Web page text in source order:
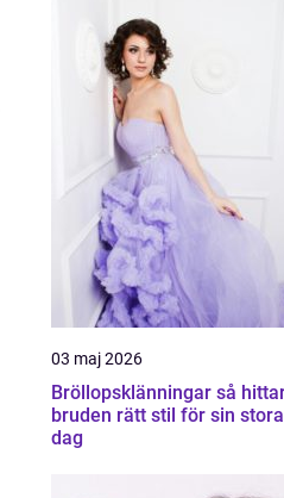
03 maj 2026
Bröllopsklänningar så hittar
bruden rätt stil för sin stora
dag